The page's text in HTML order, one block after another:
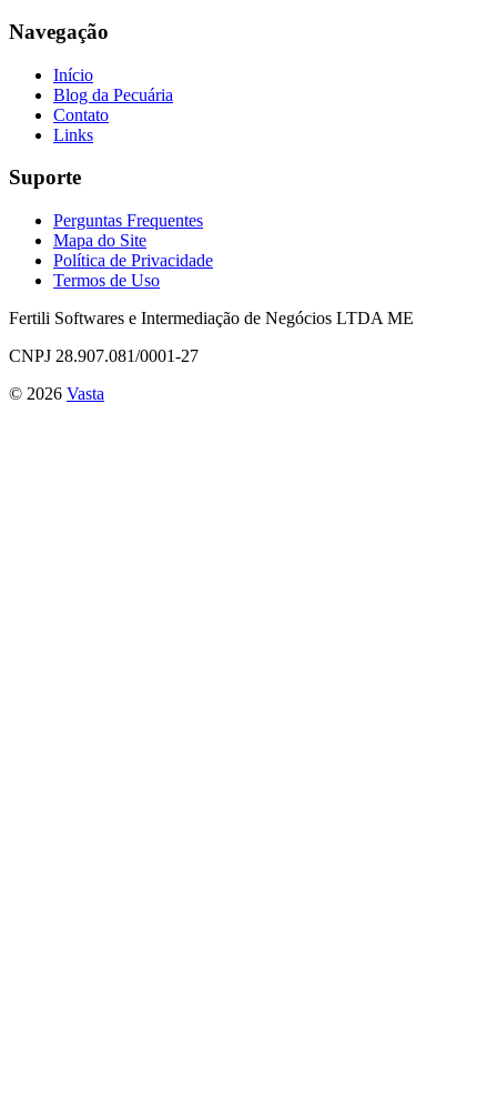
Navegação
Início
Blog da Pecuária
Contato
Links
Suporte
Perguntas Frequentes
Mapa do Site
Política de Privacidade
Termos de Uso
Fertili Softwares e Intermediação de Negócios LTDA ME
CNPJ 28.907.081/0001-27
© 2026 Vasta